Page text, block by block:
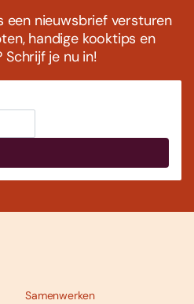
een nieuwsbrief versturen
handige kooktips en
Schrijf je nu in!
Samenwerken